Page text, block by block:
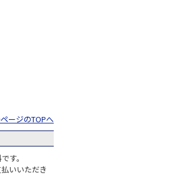
ージのTOPへ
す。
いいただき